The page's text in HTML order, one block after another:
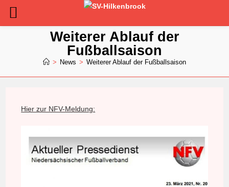
Weiterer Ablauf der
Fußballsaison
> News > Weiterer Ablauf der Fußballsaison
Hier zur NFV-Meldung: